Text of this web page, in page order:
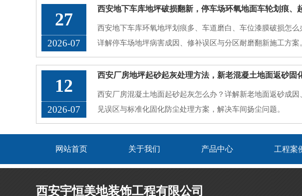
27
2026-07
西安地下车库环氧地坪划痕多、车道磨白、车位漆膜破损怎么
详解停车场地坪病害成因、修补误区与分区耐磨翻新施工方案
12
2026-07
西安厂房混凝土地面起砂起灰怎么办？详解新老地面返砂成因
见误区与标准化固化防尘处理方案，解决车间扬尘问题。
网站首页 关于我们 产品中心 工程案
西安宇恒美地装饰工程有限公司